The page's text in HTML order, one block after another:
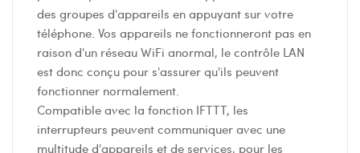
des groupes d'appareils en appuyant sur votre
téléphone. Vos appareils ne fonctionneront pas en
raison d'un réseau WiFi anormal, le contrôle LAN
est donc conçu pour s'assurer qu'ils peuvent
fonctionner normalement.
Compatible avec la fonction IFTTT, les
interrupteurs peuvent communiquer avec une
multitude d'appareils et de services, pour les